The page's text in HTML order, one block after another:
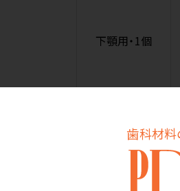
歯科材
下顎用・1個
下顎用・1個